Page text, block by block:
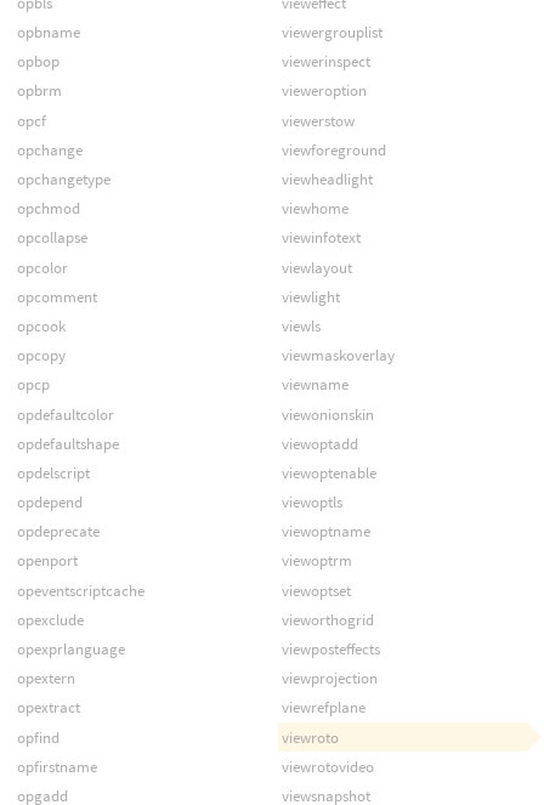
opbname
opbop
opbrm
opcf
opchange
opchangetype
opchmod
opcollapse
opcolor
opcomment
opcook
opcopy
opcp
opdefaultcolor
opdefaultshape
opdelscript
opdepend
opdeprecate
openport
opeventscriptcache
opexclude
opexprlanguage
opextern
opextract
opfind
opfirstname
opgadd
viewergrouplist
viewerinspect
vieweroption
viewerstow
viewforeground
viewheadlight
viewhome
viewinfotext
viewlayout
viewlight
viewls
viewmaskoverlay
viewname
viewonionskin
viewoptadd
viewoptenable
viewoptls
viewoptname
viewoptrm
viewoptset
vieworthogrid
viewposteffects
viewprojection
viewrefplane
viewroto
viewrotovideo
viewsnapshot